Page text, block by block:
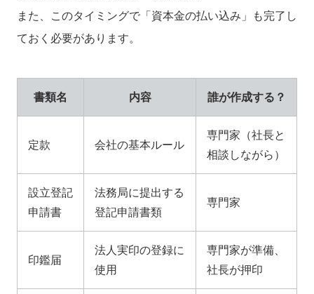
また、このタイミングで「資本金の払い込み」も完了し
ておく必要があります。
書類名 内容 誰が作成する？
定款 会社の基本ルール
専門家（社長と
相談しながら）
設立登記
申請書
法務局に提出する
登記申請書類
専門家
印鑑届
法人実印の登録に
使用
専門家が準備、
社長が押印